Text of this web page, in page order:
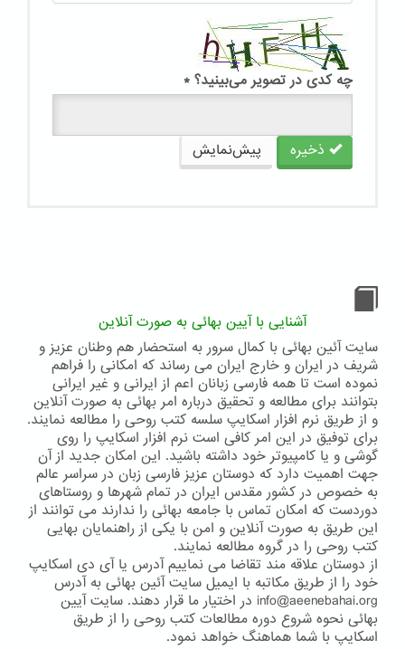
چه کدی در تصویر می‌بینید؟ *
ذخیره پیش‌نمایش
آشنایی با آیین بهائی به صورت آنلاین
سایت آئین بهائی با کمال سرور به استحضار هم وطنان عزیز و
شریف در ایران و خارج ایران می رساند که امکانی را فراهم
نموده است تا همه فارسی زبانان اعم از ایرانی و غیر ایرانی
بتوانند برای مطالعه و تحقیق درباره امر بهائی به صورت آنلاین
و از طریق نرم افزار اسکایپ سلسه کتب روحی را مطالعه نمایند.
برای توفیق در این امر کافی است نرم افزار اسکایپ را روی
گوشی و یا کامپیوتر خود داشته باشید. این امکان جدید از آن
جهت اهمیت دارد که دوستان عزیز فارسی زبان در سراسر عالم
به خصوص در کشور مقدس ایران در تمام شهرها و روستاهای
دوردست که امکان تماس با جامعه بهائی را ندارند می توانند از
این طریق به صورت آنلاین و امن با یکی از راهنمایان بهایی
کتب روحی را در گروه مطالعه نمایند.
از دوستان علاقه مند تقاضا می نماییم آدرس یا آی دی اسکایپ
خود را از طریق مکاتبه با ایمیل سایت آئین بهائی به آدرس
info@aeenebahai.org در اختیار ما قرار دهند. سایت آیین
بهائی نحوه شروع دوره مطالعات کتب روحی را از طریق
اسکایپ با شما هماهنگ خواهد نمود.